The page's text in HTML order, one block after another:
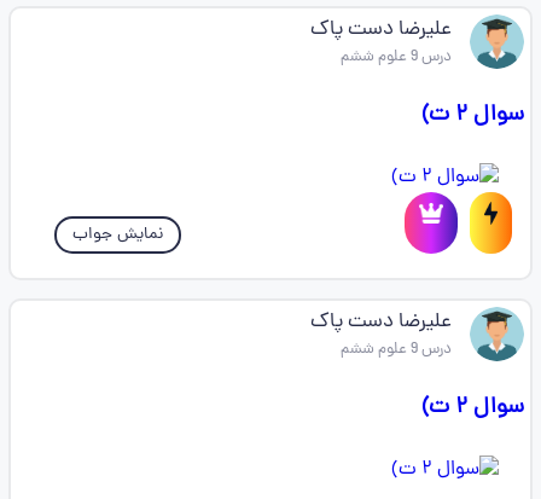
علیرضا دست پاک
درس 9 علوم ششم
سوال ۲ ت)
نمایش جواب
علیرضا دست پاک
درس 9 علوم ششم
سوال ۲ ت)